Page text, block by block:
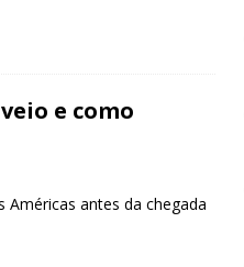
e como
antes da chegada